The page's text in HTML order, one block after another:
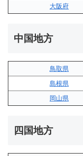
大阪府
中国地方
鳥取県
島根県
岡山県
四国地方